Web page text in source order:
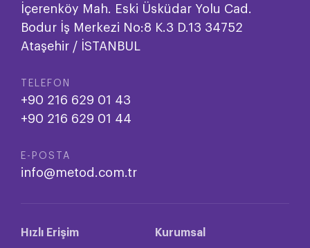
İçerenköy Mah. Eski Üsküdar Yolu Cad.
Bodur İş Merkezi No:8 K.3 D.13 34752
Ataşehir / İSTANBUL
TELEFON
+90 216 629 01 43
+90 216 629 01 44
E-POSTA
info@metod.com.tr
Hızlı Erişim Kurumsal